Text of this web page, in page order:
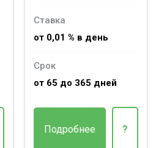
Ставка
от 0,01 % в день
Срок
от 65 до 365 дней
Подробнее ?